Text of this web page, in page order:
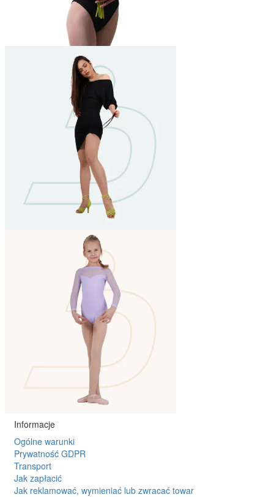
Informacje
Ogólne warunki
Prywatność GDPR
Transport
Jak zapłacić
Jak reklamować, wymieniać lub zwracać towar